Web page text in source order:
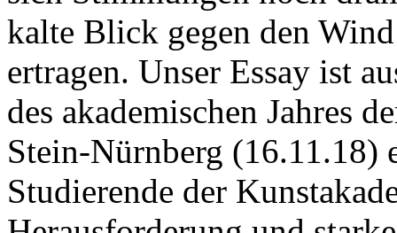
kalte Blick gegen den
ertragen. Unser Essay ist
des akademischen Jahres
Stein-Nürnberg (16.11.18)
Studierende der